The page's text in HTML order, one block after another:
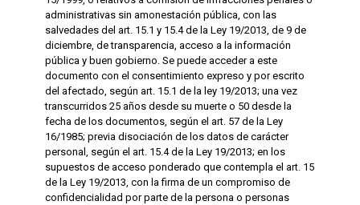
administrativas sin amonestación pública, con las
salvedades del art. 15.1 y 15.4 de la Ley 19/2013, de 9 de
diciembre, de transparencia, acceso a la información
pública y buen gobierno. Se puede acceder a este
documento con el consentimiento expreso y por escrito
del afectado, según art. 15.1 de la ley 19/2013; una vez
transcurridos 25 años desde su muerte o 50 desde la
fecha de los documentos, según el art. 57 de la Ley
16/1985; previa disociación de los datos de carácter
personal, según el art. 15.4 de la Ley 19/2013; en los
supuestos de acceso ponderado que contempla el art. 15
de la Ley 19/2013, con la firma de un compromiso de
confidencialidad por parte de la persona o personas